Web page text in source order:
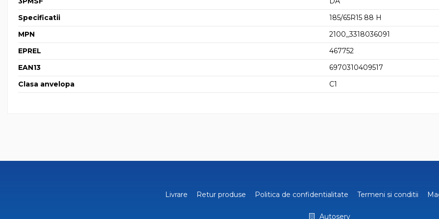
Specificatii
185/65R15 88 H
MPN
2100_3318036091
EPREL
467752
EAN13
6970310409517
Clasa anvelopa
C1
Livrare Retur produse Politica de confidentialitate Termeni si conditii
Autoserv